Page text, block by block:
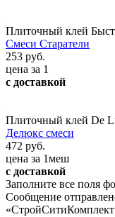
Плиточный клей
Смеси Старатели
253 руб.
цена за 1
с доставкой
Плиточный клей De
Делюкс смеси
472 руб.
цена за 1меш
с доставкой
Заполните все поля
Сообщение